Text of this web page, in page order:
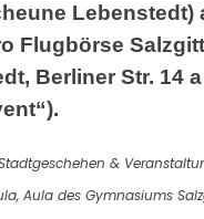
Lebenstedt)
Flugbörse
Berliner Str. 14
&
, Aula des Gymnasiums